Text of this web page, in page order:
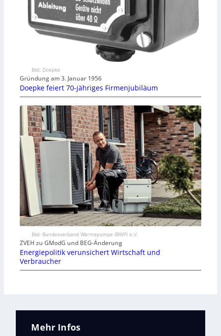
Bild: Doepke
Gründung am 3. Januar 1956
Doepke feiert 70-jähriges Firmenjubiläum
Bild: Bundesverband Wärmepumpe (BWP) e.V.
ZVEH zu GModG und BEG-Änderung
Energiepolitik verunsichert Wirtschaft und
Verbraucher
Mehr Infos